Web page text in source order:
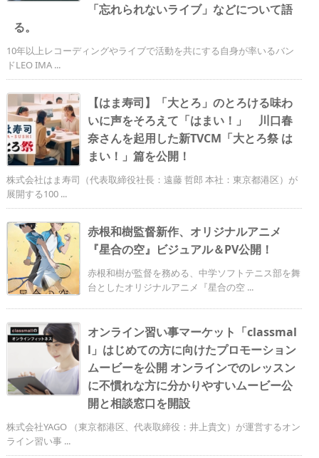
「忘れられないライブ」などについて語
る。
10年以上レコーディングやライブで活動を共にする自身が率いるバン
ドLEO IMA ...
【はま寿司】「大とろ」のとろける味わ
いに声をそろえて「はまい！」 川口春
奈さんを起用した新TVCM「大とろ祭 は
まい！」篇を公開！
株式会社はま寿司（代表取締役社長：遠藤 哲郎 本社：東京都港区）が
展開する100 ...
赤根和樹監督新作、オリジナルアニメ
『星合の空』ビジュアル＆PV公開！
赤根和樹が監督を務める、中学ソフトテニス部を舞
台としたオリジナルアニメ『星合の空 ...
オンライン習い事マーケット「classmal
l」はじめての方に向けたプロモーション
ムービーを公開 オンラインでのレッスン
に不慣れな方に分かりやすいムービー公
開と相談窓口を開設
株式会社YAGO （東京都港区、代表取締役：井上貴文）が運営するオン
ライン習い事 ...